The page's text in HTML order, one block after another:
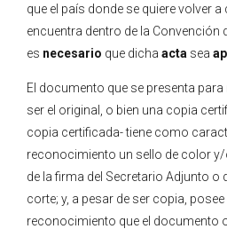
que el país donde se quiere volver
encuentra dentro de la Convención
es necesario que dicha acta sea
El documento que se presenta
ser el original, o bien una copia
copia certificada- tiene como
reconocimiento un sello de color
de la firma del Secretario Adjunto o
corte; y, a pesar de ser copia,
reconocimiento que el documento